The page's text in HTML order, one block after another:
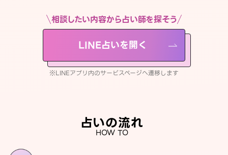
相談したい内容から占い師を探そう
LINE占いを開く
※LINEアプリ内のサービスページへ遷移します
占いの流れ
HOW TO